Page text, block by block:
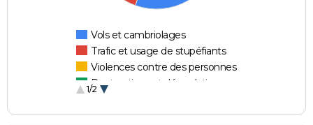
Vols et cambriolages
Trafic et usage de stupéfiants
Violences contre des personnes
Destructions et dégradations
1/2